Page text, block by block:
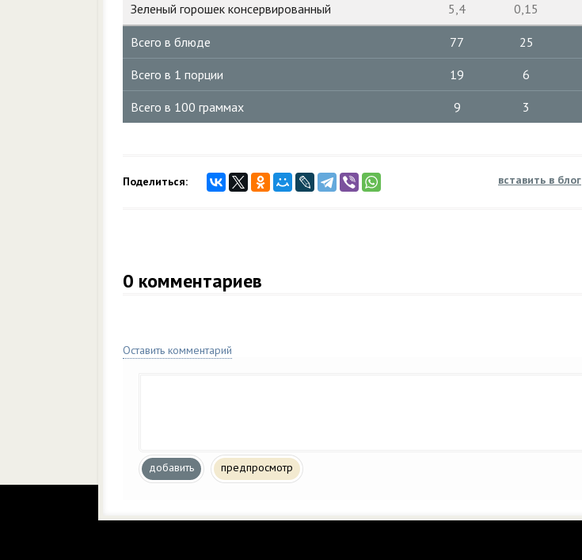
Зеленый горошек консервированный
5,4 0,15
Всего в блюде 77 25
Всего в 1 порции 19 6
Всего в 100 граммах 9 3
Поделиться: вставить в блог
0 комментариев
Оставить комментарий
добавить предпросмотр